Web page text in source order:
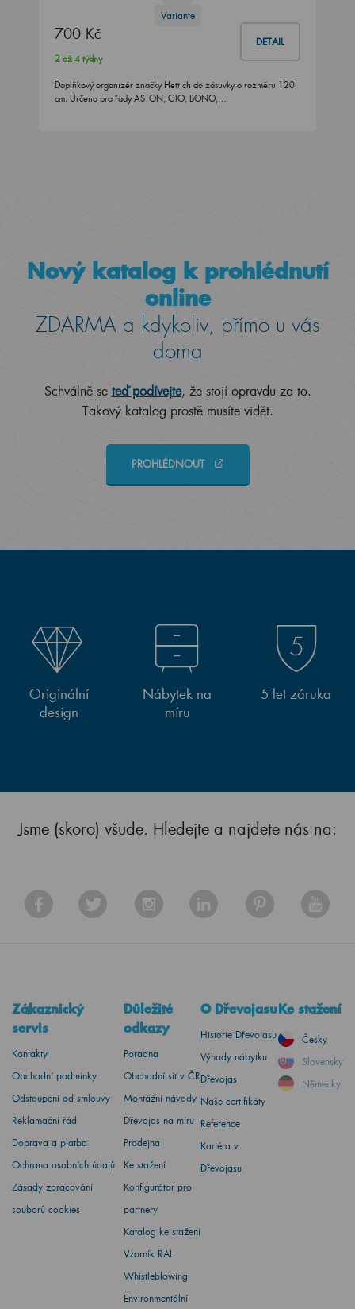
Variante
700 Kč DETAIL
2 až 4 týdny
Doplňkový organizér značky Hettich do zásuvky o rozměru 120
cm. Určeno pro řady ASTON, GIO, BONO,…
Nový katalog k prohlédnutí
online
ZDARMA a kdykoliv, přímo u vás
doma
Schválně se teď podívejte, že stojí opravdu za to.
Takový katalog prostě musíte vidět.
PROHLÉDNOUT
Originální
design
Nábytek na
míru
5 let záruka
Jsme (skoro) všude. Hledejte a najdete nás na:
Zákaznický
servis
Kontakty
Obchodní podmínky
Odstoupení od smlouvy
Reklamační řád
Doprava a platba
Ochrana osobních údajů
Zásady zpracování
souborů cookies
Důležité
odkazy
Poradna
Obchodní síť v ČR
Montážní návody
Dřevojas na míru
Prodejna
Ke stažení
Konfigurátor pro
partnery
Katalog ke stažení
Vzorník RAL
Whistleblowing
Environmentální
O Dřevojasu
Historie Dřevojasu
Výhody nábytku
Dřevojas
Naše certifikáty
Reference
Kariéra v
Dřevojasu
Ke stažení
Česky
Slovensky
Německy